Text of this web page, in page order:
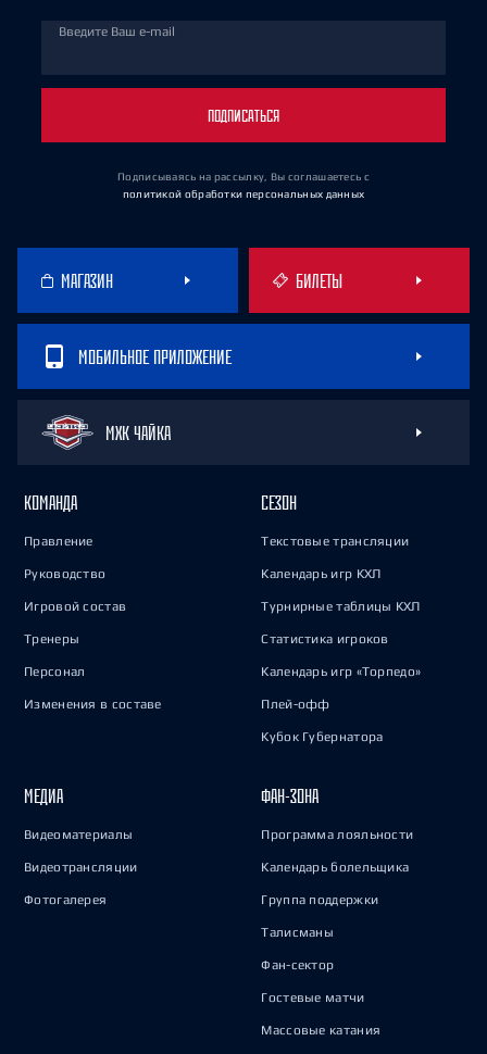
Введите Ваш e-mail
ПОДПИСАТЬСЯ
Подписываясь на рассылку, Вы соглашаетесь с
политикой обработки персональных данных
МАГАЗИН БИЛЕТЫ
МОБИЛЬНОЕ ПРИЛОЖЕНИЕ
МХК ЧАЙКА
КОМАНДА
Правление
Руководство
Игровой состав
Тренеры
Персонал
Изменения в составе
СЕЗОН
Текстовые трансляции
Календарь игр КХЛ
Турнирные таблицы КХЛ
Статистика игроков
Календарь игр «Торпедо»
Плей-офф
Кубок Губернатора
МЕДИА
Видеоматериалы
Видеотрансляции
Фотогалерея
ФАН-ЗОНА
Программа лояльности
Календарь болельщика
Группа поддержки
Талисманы
Фан-сектор
Гостевые матчи
Массовые катания